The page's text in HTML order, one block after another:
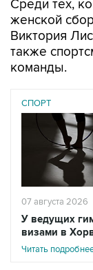
Среди тех,
женской
Виктория
также
команды.
СПОРТ
07 августа 2026
У ведущих
визами в
Читать